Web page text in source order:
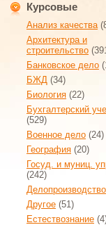
Курсовые
Анализ качества
Архитектура и
строительство
Банковское дело
БЖД (34)
Биология (22)
Бухгалтерский
(529)
Военное дело (24)
География (20)
Госуд. и муниц.
(242)
Делопроизводство
Другое (51)
Естествознание